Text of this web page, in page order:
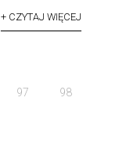
+ CZYTAJ WIĘCEJ
97 98